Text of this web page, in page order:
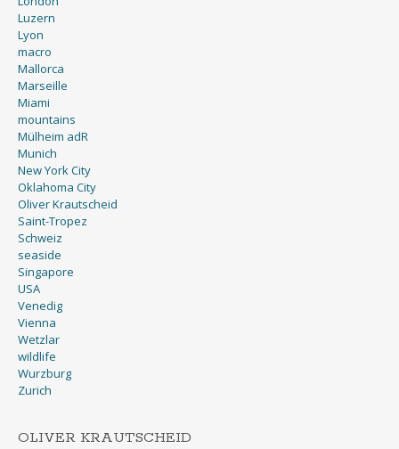
Luzern
Lyon
macro
Mallorca
Marseille
Miami
mountains
Mülheim adR
Munich
New York City
Oklahoma City
Oliver Krautscheid
Saint-Tropez
Schweiz
seaside
Singapore
USA
Venedig
Vienna
Wetzlar
wildlife
Wurzburg
Zurich
OLIVER KRAUTSCHEID